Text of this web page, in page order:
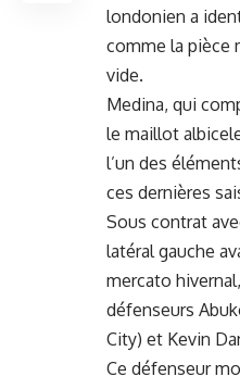
londonien a
comme la pièce
vide.
Medina, qui
le maillot
l’un des
ces dernières
Sous contrat
latéral gauche
mercato
défenseurs
City) et Kevin
Ce défenseur